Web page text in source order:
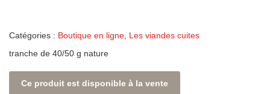
Catégories : Boutique en ligne Les viandes cuites
tranche de 40/50 g nature
Ce produit est disponible à la vente